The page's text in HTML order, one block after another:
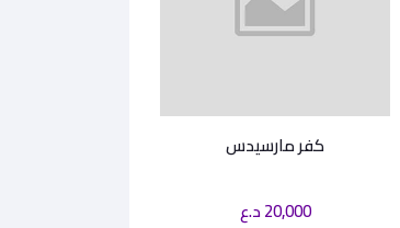
كفر مارسيدس
20,000 د.ع